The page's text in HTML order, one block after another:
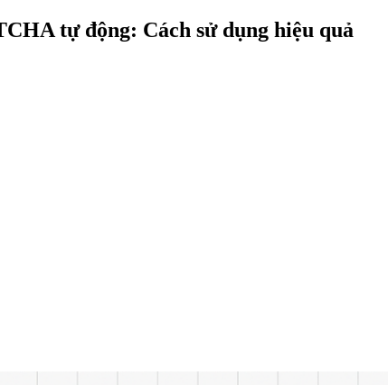
tự động: Cách sử dụng hiệu quả